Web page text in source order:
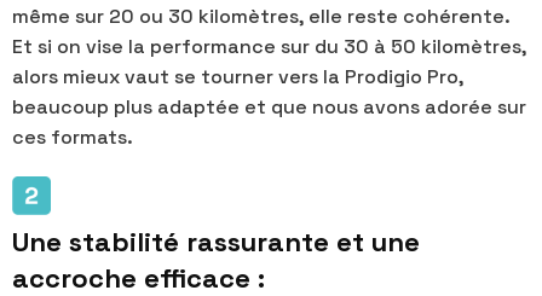
même sur 20 ou 30 kilomètres, elle reste cohérente.
Et si on vise la performance sur du 30 à 50 kilomètres,
alors mieux vaut se tourner vers la Prodigio Pro,
beaucoup plus adaptée et que nous avons adorée sur
ces formats.
Une stabilité rassurante et une
accroche efficace :